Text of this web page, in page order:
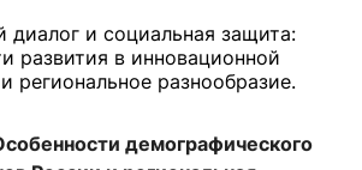
диалог и социальная защита:
развития в инновационной
региональное разнообразие.
демографического